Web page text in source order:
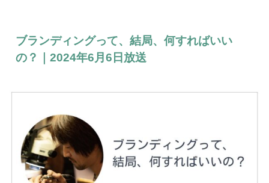
ブランディングって、結局、何すればいい
の？｜2024年6月6日放送